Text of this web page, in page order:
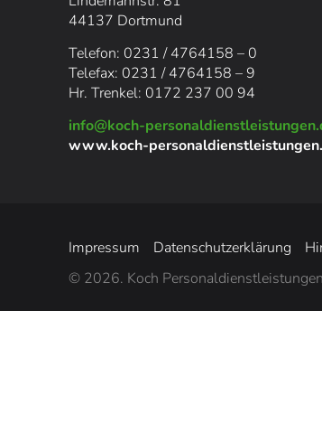
44137 Dortmund
Telefon: 0231 / 4764158 – 0
Telefax: 0231 / 4764158 – 9
Hr. Trenkel: 0172 237 00 94
info@koch-
www.koch-
Impressum Datenschutzerklärung
© 2026. Koch Personaldienstleistungen